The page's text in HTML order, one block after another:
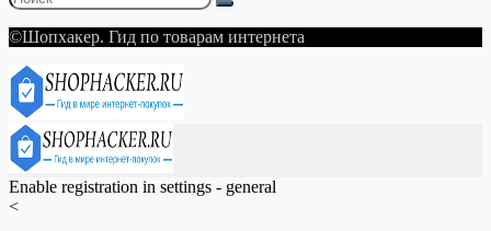
©Шопхакер. Гид по товарам интернета
Enable registration in settings - general
<